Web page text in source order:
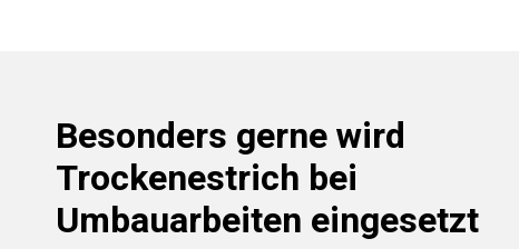
Besonders gerne wird
Trockenestrich bei
Umbauarbeiten eingesetzt